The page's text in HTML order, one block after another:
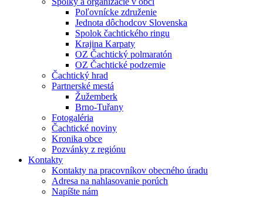
Poľovnícke združenie
Jednota dôchodcov Slovenska
Spolok čachtického ringu
Krajina Karpaty
OZ Čachtický polmaratón
OZ Čachtické podzemie
Čachtický hrad
Partnerské mestá
Žužemberk
Brno-Tuřany
Fotogaléria
Čachtické noviny
Kronika obce
Pozvánky z regiónu
Kontakty
Kontakty na pracovníkov obecného úradu
Adresa na nahlasovanie porúch
Napíšte nám